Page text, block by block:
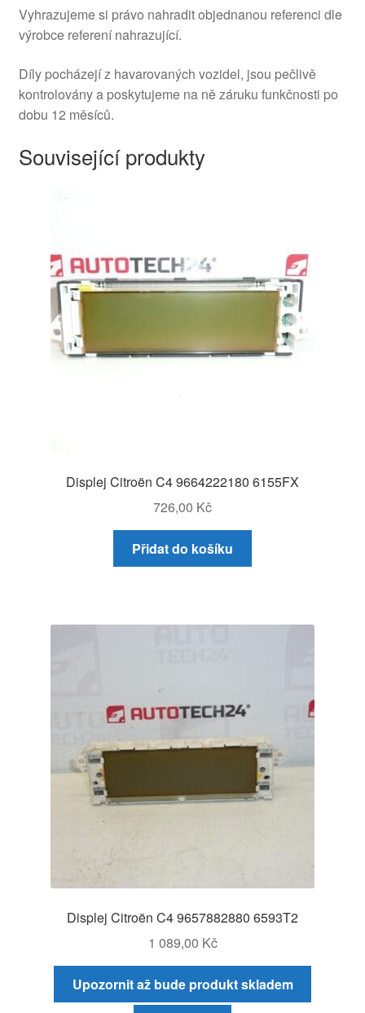
Vyhrazujeme si právo nahradit objednanou referenci dle
výrobce referení nahrazující.
Díly pocházejí z havarovaných vozidel, jsou pečlivě
kontrolovány a poskytujeme na ně záruku funkčnosti po
dobu 12 měsíců.
Související produkty
Displej Citroën C4 9664222180 6155FX
726,00 Kč
Přidat do košíku
Displej Citroën C4 9657882880 6593T2
1 089,00 Kč
Upozornit až bude produkt skladem